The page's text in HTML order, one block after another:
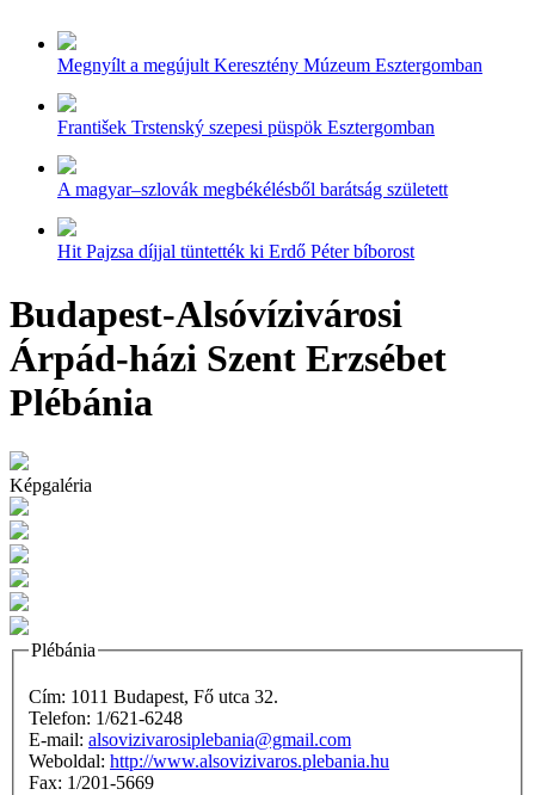
Megnyílt a megújult Keresztény Múzeum Esztergomban
František Trstenský szepesi püspök Esztergomban
A magyar–szlovák megbékélésből barátság született
Hit Pajzsa díjjal tüntették ki Erdő Péter bíborost
Budapest-Alsóvízivárosi
Árpád-házi Szent Erzsébet
Plébánia
Képgaléria
Plébánia
Cím: 1011 Budapest, Fő utca 32.
Telefon: 1/621-6248
E-mail: alsovizivarosiplebania@gmail.com
Weboldal: http://www.alsovizivaros.plebania.hu
Fax: 1/201-5669